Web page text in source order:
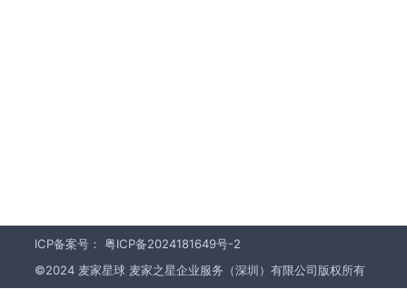
ICP备案号： 粤ICP备2024181649号-2
©2024 麦家星球 麦家之星企业服务（深圳）有限公司版权所有